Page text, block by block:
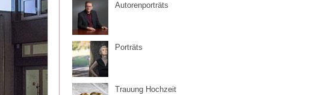
Autorenporträts
Porträts
Trauung Hochzeit